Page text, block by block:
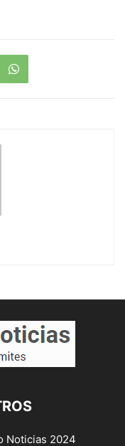
Noticias 2024